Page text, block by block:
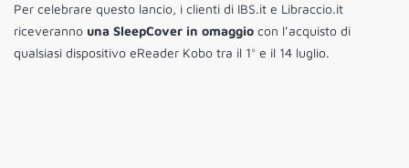
Per celebrare questo lancio, i clienti di IBS.it e Libraccio.it
riceveranno una SleepCover in omaggio con l’acquisto di
qualsiasi dispositivo eReader Kobo tra il 1° e il 14 luglio.